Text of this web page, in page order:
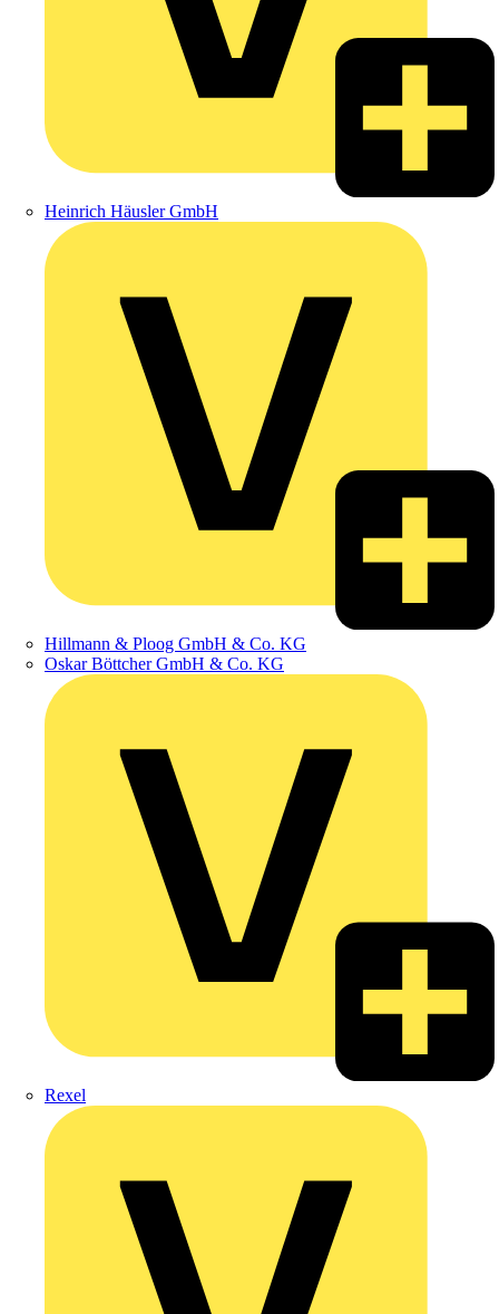
Heinrich Häusler GmbH
Hillmann & Ploog GmbH & Co. KG
Oskar Böttcher GmbH & Co. KG
Rexel